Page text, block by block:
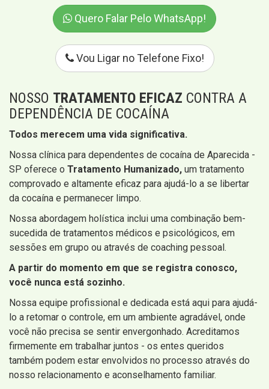
Quero Falar Pelo WhatsApp!
Vou Ligar no Telefone Fixo!
NOSSO TRATAMENTO EFICAZ CONTRA A
DEPENDÊNCIA DE COCAÍNA
Todos merecem uma vida significativa.
Nossa clínica para dependentes de cocaína de Aparecida -
SP oferece o Tratamento Humanizado, um tratamento
comprovado e altamente eficaz para ajudá-lo a se libertar
da cocaína e permanecer limpo.
Nossa abordagem holística inclui uma combinação bem-
sucedida de tratamentos médicos e psicológicos, em
sessões em grupo ou através de coaching pessoal.
A partir do momento em que se registra conosco,
você nunca está sozinho.
Nossa equipe profissional e dedicada está aqui para ajudá-
lo a retomar o controle, em um ambiente agradável, onde
você não precisa se sentir envergonhado. Acreditamos
firmemente em trabalhar juntos - os entes queridos
também podem estar envolvidos no processo através do
nosso relacionamento e aconselhamento familiar.